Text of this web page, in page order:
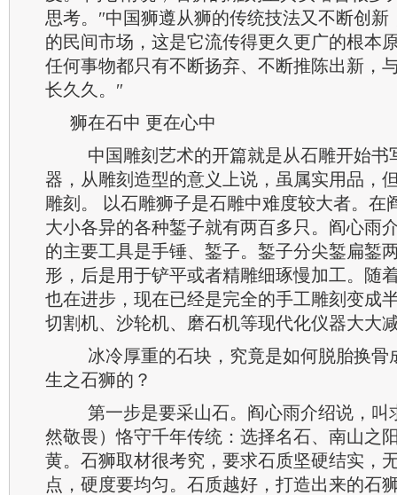
思考。″中国狮遵从狮的传统技法又不断创
的民间市场，这是它流传得更久更广的根本
任何事物都只有不断扬弃、不断推陈出新，
长久久。″
狮在石中 更在心中
中国雕刻艺术的开篇就是从石雕开始书
器，从雕刻造型的意义上说，虽属实用品，
雕刻。 以石雕狮子是石雕中难度较大者。在
大小各异的各种錾子就有两百多只。阎心雨
的主要工具是手锤、錾子。錾子分尖錾扁錾
形，后是用于铲平或者精雕细琢慢加工。随
也在进步，现在已经是完全的手工雕刻变成
切割机、沙轮机、磨石机等现代化仪器大大
冰冷厚重的石块，究竟是如何脱胎换骨
生之石狮的？
第一步是要采山石。阎心雨介绍说，叫
然敬畏）恪守千年传统：选择名石、南山之
黄。石狮取材很考究，要求石质坚硬结实，
点，硬度要均匀。石质越好，打造出来的石